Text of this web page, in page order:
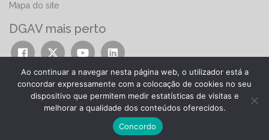
Mapa do site
DGAV mais perto
© 2026 | Direção-Geral de Alimentação e Veterinária
Ao continuar a navegar nesta página web, o utilizador está a
concordar expressamente com a colocação de cookies no seu
dispositivo que permitem medir estatísticas de visitas e
melhorar a qualidade dos conteúdos oferecidos.
Concordo